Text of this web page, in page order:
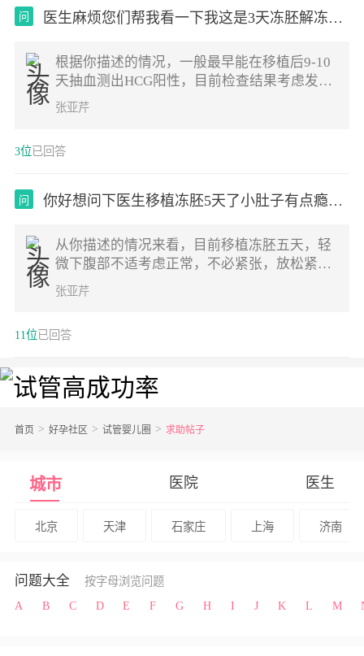
首页 好孕社区 试管婴儿圈 求助帖子
问
医生麻烦您们帮我看一下我这是3天冻胚解冻后
根据你描述的情况，一般最早能在移植后9-10
天抽血测出HCG阳性，目前检查结果考虑发育
正常，建议放松紧张的情绪，耐心等待1周后
复查
张亚芹
3位已回答
问
你好想问下医生移植冻胚5天了小肚子有点瘾瘾
从你描述的情况来看，目前移植冻胚五天，轻
微下腹部不适考虑正常，不必紧张，放松紧张
的情绪，适当休息再观察几天吧
张亚芹
11位已回答
城市 医院 医生
北京 天津 石家庄 上海 济南
问题大全
按字母浏览问题
A
B C D E F G H I J K L M